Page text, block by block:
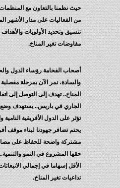
حيث نظمنا بالتعاون مع المنظمات
من الفعاليات على مدار الأشهر
تنسيق وتحديد الأولويات والأهداف
مفاوضات تغير المناخ.
أصحاب الفخامة رؤساء الدول
والسادة، نمر الآن بمرحلة مفصلية
المناخ.. تهدف إلى التوصل إلى اتفاق
الجاري في باريس.. يستهدف وضع
تؤثر على الدول الأفريقية النامية
يحتم تضافر جهودنا لبناء موقف
مشتركة واضحة للحفاظ على مصالح
حقها المشروع في النمو والتنمية..
الأقل إسهاما في إجمالي الانبعاثات
تداعيات تغير المناخ.